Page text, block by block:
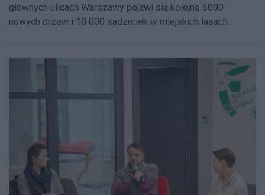
głównych ulicach Warszawy pojawi się kolejne 6000
nowych drzew i 10 000 sadzonek w miejskich lasach.